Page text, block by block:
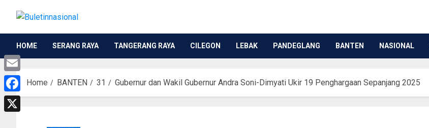
HOME SERANG RAYA TANGERANG RAYA CILEGON LEBAK PANDEGLANG BANTEN NASIONAL
Home BANTEN 31 Gubernur dan Wakil Gubernur Andra Soni-Dimyati Ukir 19 Penghargaan Sepanjang 2025
Email
Facebook